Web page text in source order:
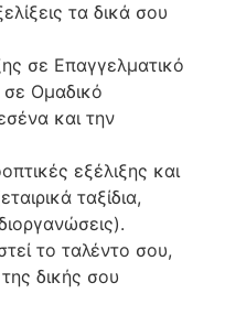
τα δικά σου
σε Επαγγελματικό
σε Ομαδικό
και την
εξέλιξης και
ταξίδια,
το ταλέντο σου,
δικής σου